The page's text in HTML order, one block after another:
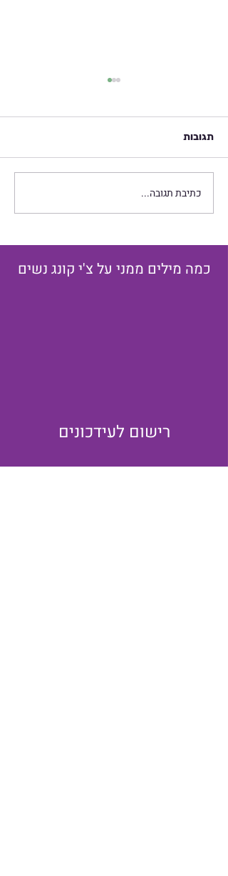
חיזוק הכליות - נושא
משמעותי בתירגול צ'י קונג
תגובות
כתיבת תגובה...
כמה מילים ממני על צ'י קונג נשים
רישום לעידכונים